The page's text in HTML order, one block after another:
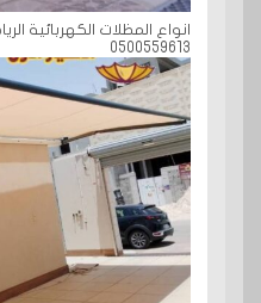
انواع المظلات الكهربائية
0500559613